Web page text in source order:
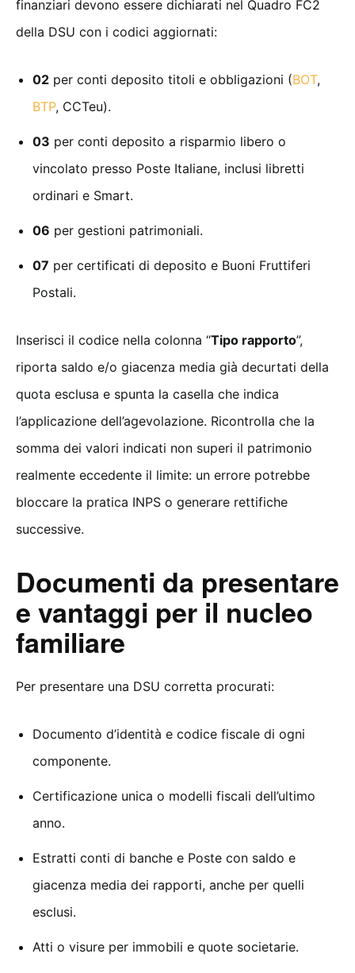
finanziari devono essere dichiarati nel Quadro FC2
della DSU con i codici aggiornati:
02 per conti deposito titoli e obbligazioni (BOT,
BTP, CCTeu).
03 per conti deposito a risparmio libero o
vincolato presso Poste Italiane, inclusi libretti
ordinari e Smart.
06 per gestioni patrimoniali.
07 per certificati di deposito e Buoni Fruttiferi
Postali.
Inserisci il codice nella colonna “Tipo rapporto”,
riporta saldo e/o giacenza media già decurtati della
quota esclusa e spunta la casella che indica
l’applicazione dell’agevolazione. Ricontrolla che la
somma dei valori indicati non superi il patrimonio
realmente eccedente il limite: un errore potrebbe
bloccare la pratica INPS o generare rettifiche
successive.
Documenti da presentare
e vantaggi per il nucleo
familiare
Per presentare una DSU corretta procurati:
Documento d’identità e codice fiscale di ogni
componente.
Certificazione unica o modelli fiscali dell’ultimo
anno.
Estratti conti di banche e Poste con saldo e
giacenza media dei rapporti, anche per quelli
esclusi.
Atti o visure per immobili e quote societarie.